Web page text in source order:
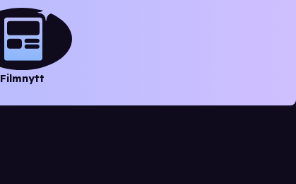
Filmnytt